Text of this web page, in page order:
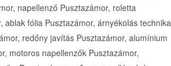
napellenző Pusztazámor, roletta
fólia Pusztazámor, árnyékolás technika
redőny javítás Pusztazámor, alumínium
motoros napellenzők Pusztazámor,